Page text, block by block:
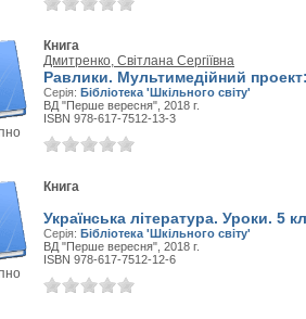
Книга
Дмитренко, Світлана Сергіївна
Равлики. Мультимедійний
Серія: Бібліотека 'Шкільного світу'
ВД "Перше вересня", 2018 г.
ISBN 978-617-7512-13-3
Книга
Українська література. Уроки. 5
Серія: Бібліотека 'Шкільного світу'
ВД "Перше вересня", 2018 г.
ISBN 978-617-7512-12-6